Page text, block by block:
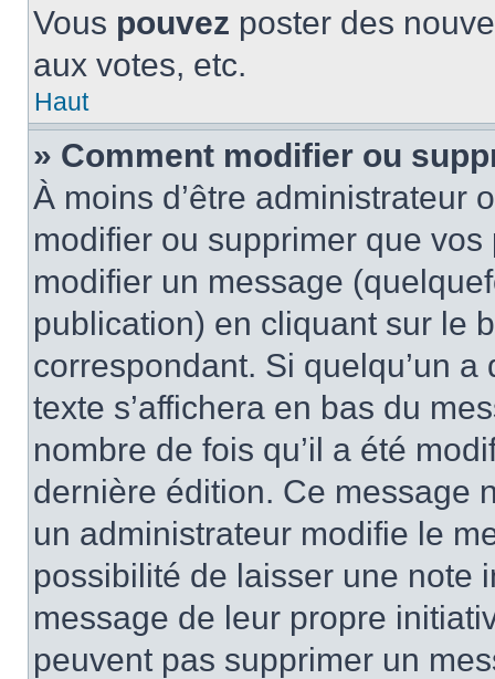
Vous pouvez poster des
aux votes, etc.
Haut
» Comment modifier ou
À moins d’être administrateur
modifier ou supprimer que
modifier un message
publication) en cliquant sur le
correspondant. Si quelqu’un
texte s’affichera en bas du
nombre de fois qu’il a été
dernière édition. Ce message
un administrateur modifie le
possibilité de laisser une note
message de leur propre
peuvent pas supprimer un